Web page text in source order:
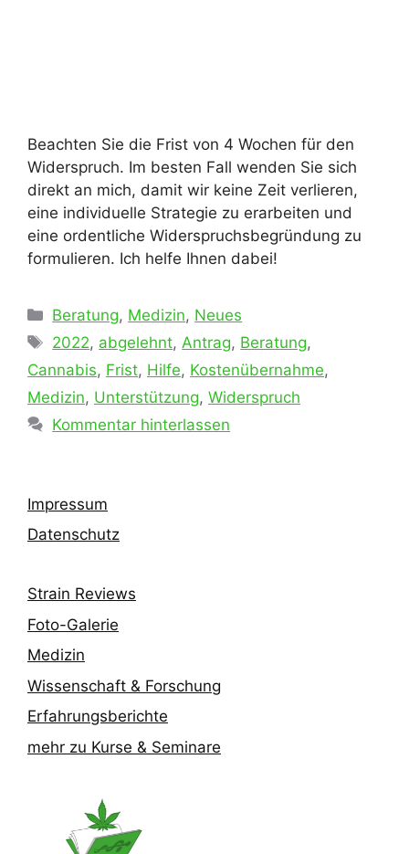
Beachten Sie die Frist von 4 Wochen für den
Widerspruch. Im besten Fall wenden Sie sich
direkt an mich, damit wir keine Zeit verlieren,
eine individuelle Strategie zu erarbeiten und
eine ordentliche Widerspruchsbegründung zu
formulieren. Ich helfe Ihnen dabei!
Kategorien
Beratung, Medizin, Neues
Schlagwörter
2022, abgelehnt, Antrag, Beratung,
Cannabis, Frist, Hilfe, Kostenübernahme,
Medizin, Unterstützung, Widerspruch
Kommentar hinterlassen
Impressum
Datenschutz
Strain Reviews
Foto-Galerie
Medizin
Wissenschaft & Forschung
Erfahrungsberichte
mehr zu Kurse & Seminare